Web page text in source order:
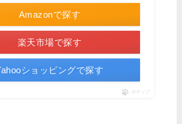
Amazonで探す
楽天市場で探す
ショッピングで探す
ポチップ